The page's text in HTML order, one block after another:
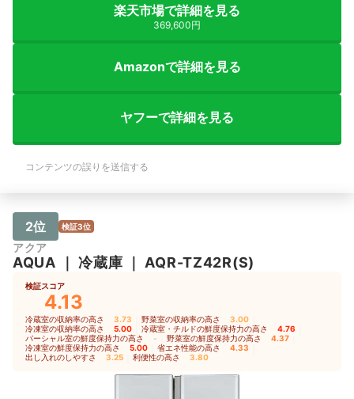
楽天市場で詳細を見る
369,600円
Amazonで詳細を見る
ヤフーで詳細を見る
コンテンツの誤りを送信する
2位 検証3位
アクア
AQUA ｜冷蔵庫 ｜ AQR-TZ42R(S)
検証スコア
4.13
冷蔵室の収納率の高さ 3.73 野菜室の収納率の高さ 3.00
冷凍室の収納率の高さ 5.00 冷蔵室・チルドの鮮度保持力の高さ 4.76
パーシャル室の鮮度保持力の高さ - 野菜室の鮮度保持力の高さ 4.37
冷凍室の鮮度保持力の高さ 5.00 省エネ性能の高さ 4.33
出し入れのしやすさ 3.25 利便性の高さ 3.80